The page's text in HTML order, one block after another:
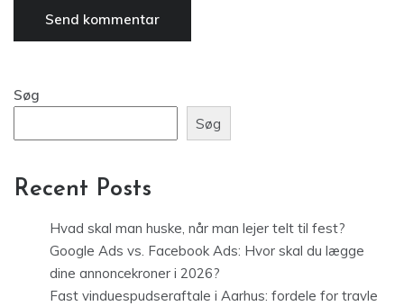
Søg
Søg
Recent Posts
Hvad skal man huske, når man lejer telt til fest?
Google Ads vs. Facebook Ads: Hvor skal du lægge
dine annoncekroner i 2026?
Fast vinduespudseraftale i Aarhus: fordele for travle